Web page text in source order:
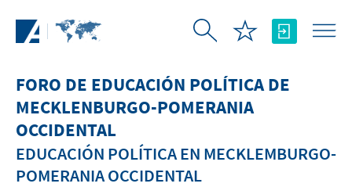
FORO DE EDUCACIÓN POLÍTICA DE
MECKLENBURGO-POMERANIA
OCCIDENTAL
EDUCACIÓN POLÍTICA EN MECKLEMBURGO-
POMERANIA OCCIDENTAL